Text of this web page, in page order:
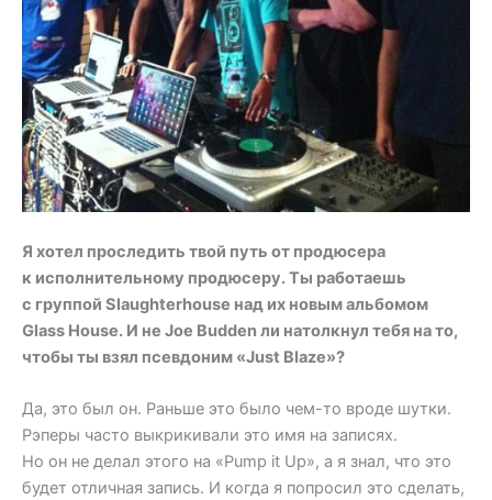
Я хотел проследить твой путь от продюсера
к исполнительному продюсеру. Ты работаешь
с группой Slaughterhouse над их новым альбомом
Glass House. И не Joe Budden ли натолкнул тебя на то,
чтобы ты взял псевдоним «Just Blaze»?
Да, это был он. Раньше это было чем-то вроде шутки.
Рэперы часто выкрикивали это имя на записях.
Но он не делал этого на «Pump it Up», а я знал, что это
будет отличная запись. И когда я попросил это сделать,